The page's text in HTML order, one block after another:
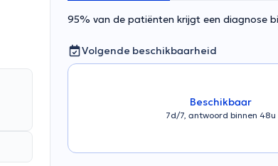
95% van de patiënten krijgt een diagnose
Volgende beschikbaarheid
Beschikbaar
7d/7, antwoord binnen 48u